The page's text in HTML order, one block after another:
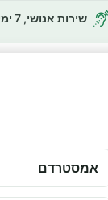
שירות אנושי, 7 ימים בשבוע
אמסטרדם